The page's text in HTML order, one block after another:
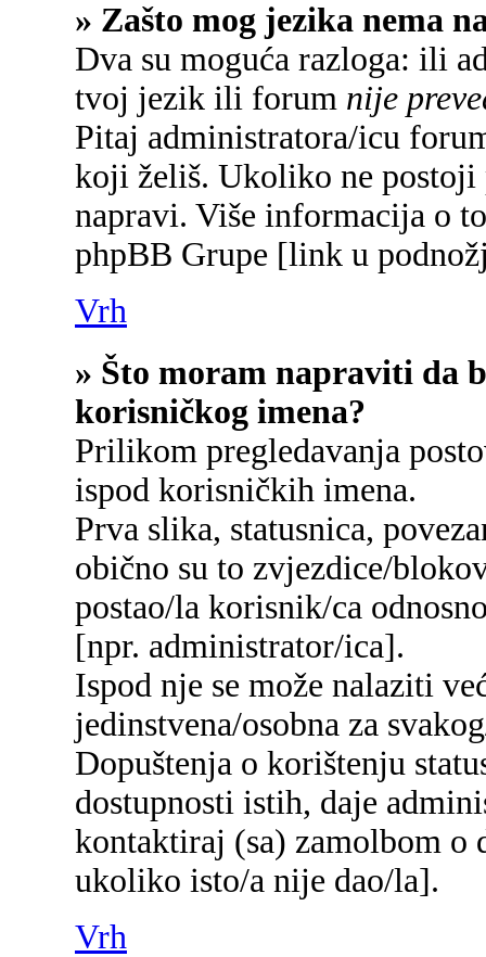
» Zašto mog jezika nema
Dva su moguća razloga: ili
tvoj jezik ili forum nije
Pitaj administratora/icu
koji želiš. Ukoliko ne
napravi. Više informacija o
phpBB Grupe [link u
Vrh
» Što moram napraviti da
korisničkog imena?
Prilikom pregledavanja
ispod korisničkih imena.
Prva slika, statusnica,
obično su to zvjezdice/
postao/la korisnik/ca
[npr. administrator/ica].
Ispod nje se može nalaziti
jedinstvena/osobna za
Dopuštenja o korištenju
dostupnosti istih, daje
kontaktiraj (sa) zamolbom o
ukoliko isto/a nije dao/la].
Vrh